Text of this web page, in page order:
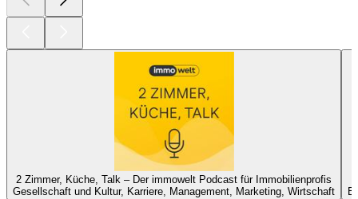
2 Zimmer, Küche, Talk – Der immowelt Podcast für Immobilienprofis
Gesellschaft und Kultur, Karriere, Management, Marketing, Wirtschaft